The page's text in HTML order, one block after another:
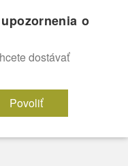
o
dostávať
Povoliť